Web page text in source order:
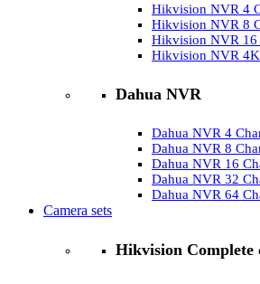
Hikvision NVR 4
Hikvision NVR 8
Hikvision NVR 16
Hikvision NVR 4K
Dahua NVR
Dahua NVR 4
Dahua NVR 8
Dahua NVR 16
Dahua NVR 32
Dahua NVR 64
Camera sets
Hikvision Complete